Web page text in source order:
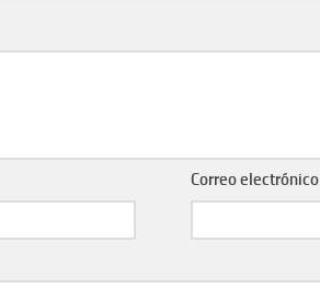
Correo electrónico